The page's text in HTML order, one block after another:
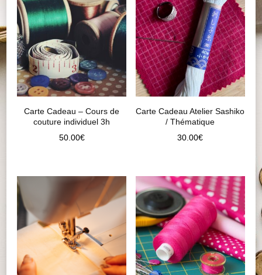
Carte Cadeau – Cours de
couture individuel 3h
50.00€
Carte Cadeau Atelier Sashiko
/ Thématique
30.00€